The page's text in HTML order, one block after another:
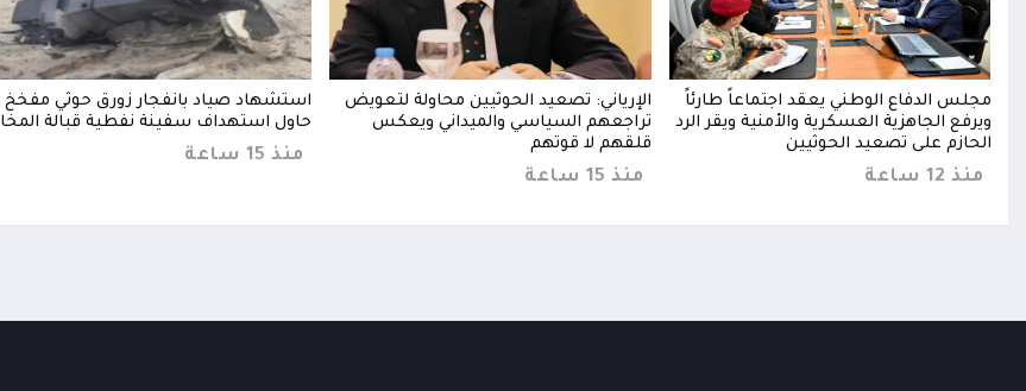
مجلس الدفاع الوطني يعقد اجتماعاً طارئاً
ويرفع الجاهزية العسكرية والأمنية ويقر الرد
الحازم على تصعيد الحوثيين
منذ 12 ساعة
الإرياني: تصعيد الحوثيين محاولة لتعويض
تراجعهم السياسي والميداني ويعكس
قلقهم لا قوتهم
منذ 15 ساعة
استشهاد صياد بانفجار زورق حوثي مفخخ
حاول استهداف سفينة نفطية قبالة المخا
منذ 15 ساعة